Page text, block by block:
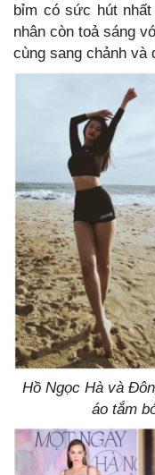
bỉm có sức hút
nhân còn toả sáng
cùng sang chảnh và
Hồ Ngọc Hà và
áo tắm